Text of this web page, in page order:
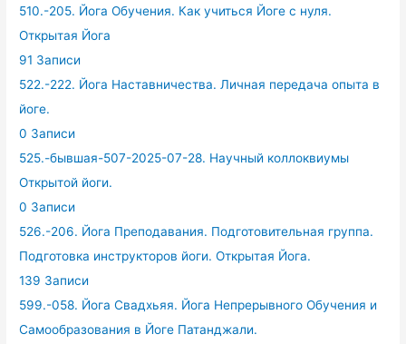
510.-205. Йога Обучения. Как учиться Йоге с нуля.
Открытая Йога
91 Записи
522.-222. Йога Наставничества. Личная передача опыта в
йоге.
0 Записи
525.-бывшая-507-2025-07-28. Научный коллоквиумы
Открытой йоги.
0 Записи
526.-206. Йога Преподавания. Подготовительная группа.
Подготовка инструкторов йоги. Открытая Йога.
139 Записи
599.-058. Йога Свадхьяя. Йога Непрерывного Обучения и
Самообразования в Йоге Патанджали.